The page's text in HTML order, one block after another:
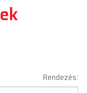
Rendezés: